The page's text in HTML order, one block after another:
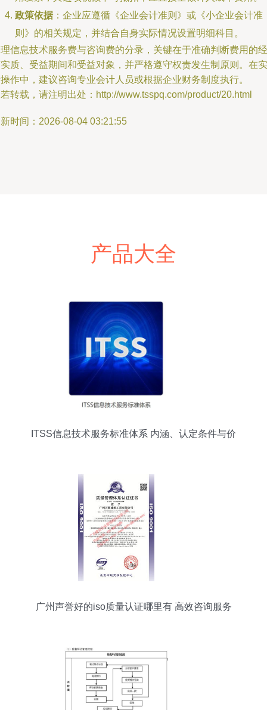
政策依据：企业应遵循《企业会计准则》或《小企业会计准
则》的相关规定，并结合自身实际情况设置明细科目。
信息技术服务费与咨询费的分录，关键在于准确判断费用的经
质、受益期间和受益对象，并严格遵守权责发生制原则。在实
作中，建议咨询专业会计人员或根据企业财务制度执行。
转载，请注明出处：http://www.tsspq.com/product/20.html
时间：2026-08-04 03:21:55
产品大全
ITSS信息技术服务标准体系 内涵、认定条件与价
广州声誉好的iso质量认证哪里有 高效咨询服务